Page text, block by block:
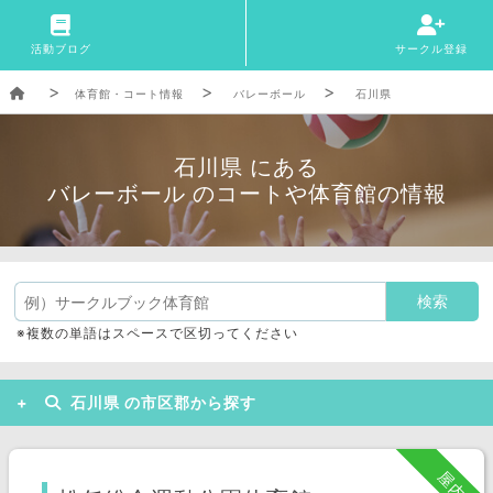
活動ブログ サークル登録
体育館・コート情報 バレーボール 石川県
石川県 にある
バレーボール のコートや体育館の情報
※複数の単語はスペースで区切ってください
石川県 の市区郡から探す
金沢市 かほく市 加賀市
屋内